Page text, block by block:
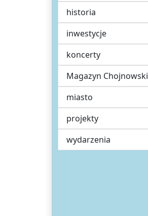
historia
inwestycje
koncerty
Magazyn Chojnowski
miasto
projekty
wydarzenia